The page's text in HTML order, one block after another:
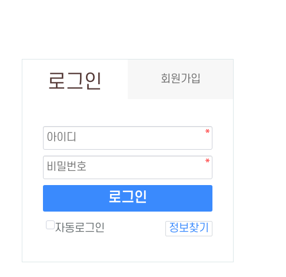
로그인 회원가입
로그인
자동로그인 정보찾기